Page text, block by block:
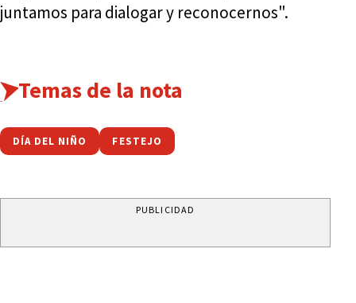
juntamos para dialogar y reconocernos".
Temas de la nota
DÍA DEL NIÑO FESTEJO
PUBLICIDAD